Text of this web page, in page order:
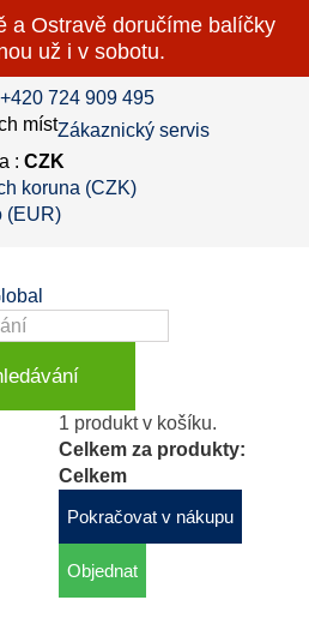
a Ostravě doručíme balíčky
už i v sobotu.
+420 724 909 495
místZákaznický servis
: CZK
koruna (CZK)
(EUR)
1 produkt v košíku.
Celkem za produkty:
Celkem
Pokračovat v nákupu
Objednat